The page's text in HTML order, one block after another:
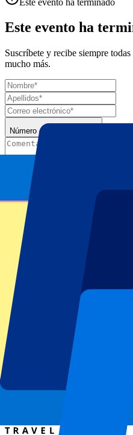
Este evento ha
Suscríbete y recibe siempre
mucho más.
Número de entradas*
Tu información se utilizará de
Privacidad
Gracias por enviar el
Información del
Acerca de Night Session
ATP Level/Grand Slam
Miami Open 2025
Estadio
Hard Rock Stadium
Miami Gardens, Estados Unidos